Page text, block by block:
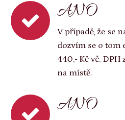
ANO
V případě, že se
dozvím se o tom
440,- Kč vč.
na místě.
ANO